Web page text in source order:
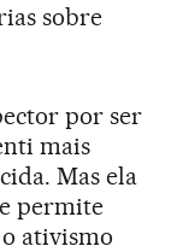
sobre
por ser
mais
Mas ela
permite
ativismo